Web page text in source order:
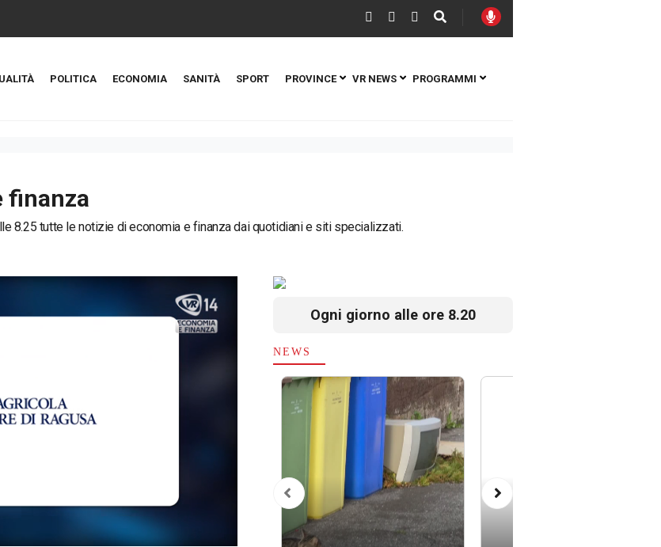
POLITICA ECONOMIA SANITÀ SPORT PROVINCE VR NEWS PROGRAMMI
finanza
8.25 tutte le notizie di economia e finanza dai quotidiani e siti specializzati.
Ogni giorno alle ore 8.20
NEWS